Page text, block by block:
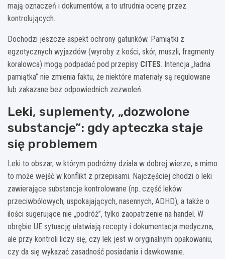
mają oznaczeń i dokumentów, a to utrudnia ocenę przez
kontrolujących.
Dochodzi jeszcze aspekt ochrony gatunków. Pamiątki z
egzotycznych wyjazdów (wyroby z kości, skór, muszli, fragmenty
koralowca) mogą podpadać pod przepisy CITES. Intencja „ładna
pamiątka” nie zmienia faktu, że niektóre materiały są regulowane
lub zakazane bez odpowiednich zezwoleń.
Leki, suplementy, „dozwolone
substancje”: gdy apteczka staje
się problemem
Leki to obszar, w którym podróżny działa w dobrej wierze, a mimo
to może wejść w konflikt z przepisami. Najczęściej chodzi o leki
zawierające substancje kontrolowane (np. część leków
przeciwbólowych, uspokajających, nasennych, ADHD), a także o
ilości sugerujące nie „podróż”, tylko zaopatrzenie na handel. W
obrębie UE sytuację ułatwiają recepty i dokumentacja medyczna,
ale przy kontroli liczy się, czy lek jest w oryginalnym opakowaniu,
czy da się wykazać zasadność posiadania i dawkowanie.